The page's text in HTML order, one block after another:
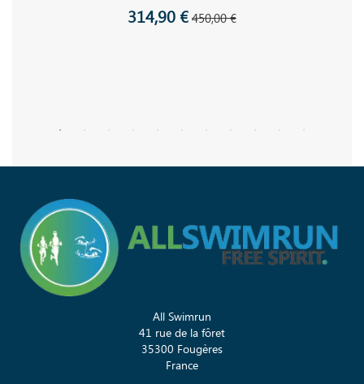
314,90 €450,00 €
All Swimrun
41 rue de la fôret
35300 Fougères
France